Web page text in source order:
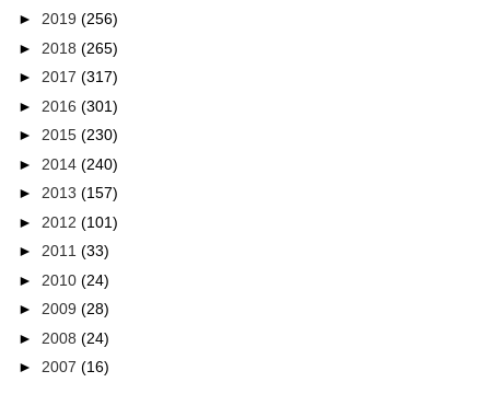
► 2019 (256)
► 2018 (265)
► 2017 (317)
► 2016 (301)
► 2015 (230)
► 2014 (240)
► 2013 (157)
► 2012 (101)
► 2011 (33)
► 2010 (24)
► 2009 (28)
► 2008 (24)
► 2007 (16)